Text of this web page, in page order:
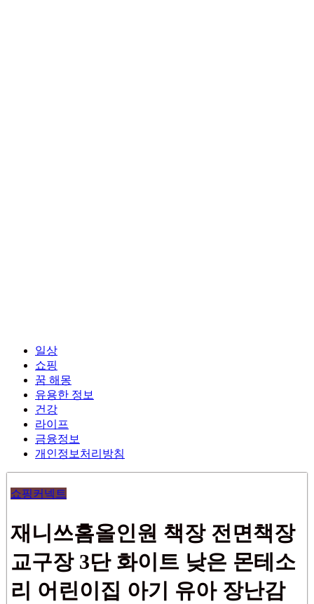
일상
쇼핑
꿈 해몽
유용한 정보
건강
라이프
금융정보
개인정보처리방침
쇼핑커넥트
재니쓰홈올인원 책장 전면책장
교구장 3단 화이트 낮은 몬테소
리 어린이집 아기 유아 장난감